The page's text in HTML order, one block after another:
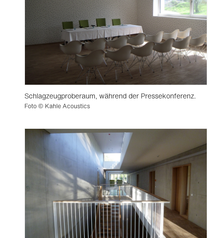
Schlagzeugproberaum, während der Pressekonferenz.
Foto © Kahle Acoustics